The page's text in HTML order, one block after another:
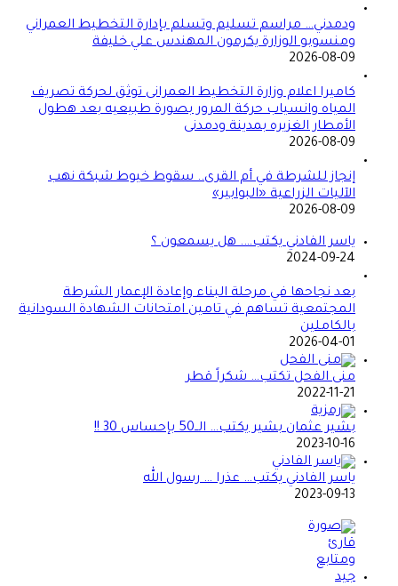
ودمدني… مراسم تسليم وتسلم بإدارة التخطيط العمراني
ومنسوبو الوزارة يكرمون المهندس علي خليفة
2026-08-09
كاميرا اعلام وزارة التخطيط العمرانى توثق لحركة تصريف
المياه وانسياب حركة المرور بصورة طبيعيه بعد هطول
الأمطار الغزيره بمدينة ودمدنى
2026-08-09
إنجاز للشرطة في أم القرى.. سقوط خيوط شبكة نهب
الآليات الزراعية «البوابير»
2026-08-09
ياسر الفادني يكتب…. هل يسمعون ؟
2024-09-24
بعد نجاحها في مرحلة البناء وإعادة الإعمار الشرطة
المجتمعية تساهم في تامين امتحانات الشهادة السودانية
بالكاملين
2026-04-01
منى الفحل تكتب… شكراً قطر
2022-11-21
بشير عثمان بشير يكتب… الــ50 بإحساس 30 !!
2023-10-16
ياسر الفادني يكتب… عذرا … رسول الله
2023-09-13